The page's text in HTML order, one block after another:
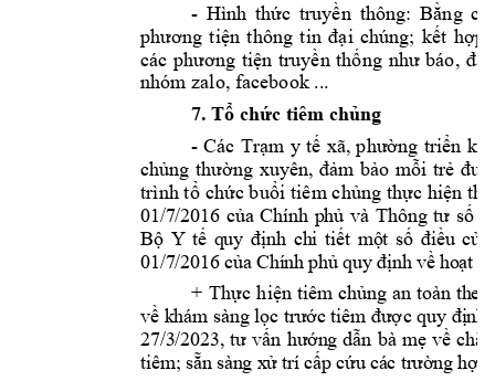
- Hình thức truyền thông: Bằng
phương tiện thông tin đại chúng; kết hợp
các phương tiện truyền thống như báo, đài,
nhóm zalo, facebook ...
7. Tổ chức tiêm chủng
- Các Trạm y tế xã, phường triển
chủng thường xuyên, đảm bảo mỗi trẻ
trình tổ chức buổi tiêm chủng thực hiện
01/7/2016 của Chính phủ và Thông tư số
Bộ Y tế quy định chi tiết một số điều củ
01/7/2016 của Chính phủ quy định về hoạt
+ Thực hiện tiêm chủng an toàn theo
về khám sàng lọc trước tiêm được quy định
27/3/2023, tư vấn hướng dẫn bà mẹ về chă
tiêm; sẵn sàng xử trí cấp cứu các trường hợ